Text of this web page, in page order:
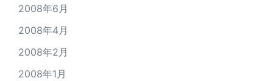
2008年6月
2008年4月
2008年2月
2008年1月